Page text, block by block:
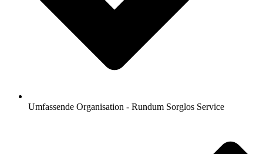
Umfassende Organisation - Rundum Sorglos Service